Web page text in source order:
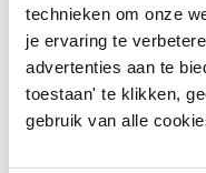
technieken om onze
je ervaring te
advertenties aan te
toestaan' te klikken,
gebruik van alle
☆